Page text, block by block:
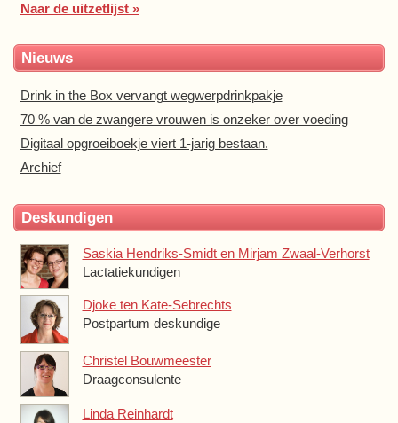
Naar de uitzetlijst »
Nieuws
Drink in the Box vervangt wegwerpdrinkpakje
70 % van de zwangere vrouwen is onzeker over voeding
Digitaal opgroeiboekje viert 1-jarig bestaan.
Archief
Deskundigen
Saskia Hendriks-Smidt en Mirjam Zwaal-Verhorst
Lactatiekundigen
Djoke ten Kate-Sebrechts
Postpartum deskundige
Christel Bouwmeester
Draagconsulente
Linda Reinhardt